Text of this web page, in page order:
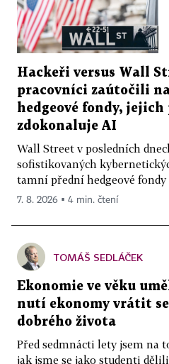
Hackeři versus Wall
pracovníci zaútočili
hedgeové fondy,
zdokonaluje AI
Wall Street v posledních
sofistikovaných
tamní přední hedgeové fondy
7. 8. 2026 ▪ 4 min. čtení
TOMÁŠ SEDLÁČEK
Ekonomie ve věku
nutí ekonomy vrátit
dobrého života
Před sedmnácti lety jsem na
jak jsme se jako studenti